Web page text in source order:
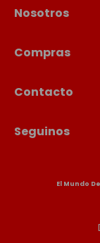
Nosotros
Compras
Contacto
Seguinos
El Mundo